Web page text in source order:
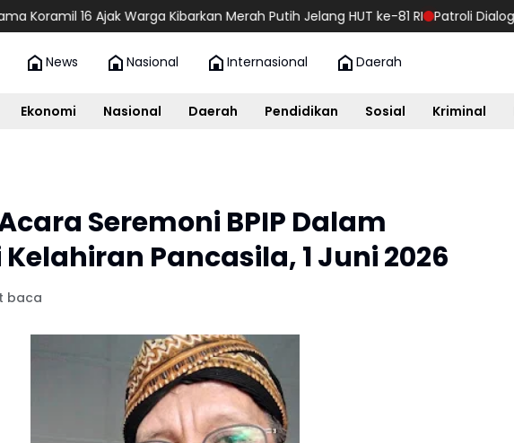
Ajak Warga Kibarkan Merah Putih Jelang HUT ke-81 RI Patroli Dialogis Polsek
News Nasional Internasional Daerah
Ekonomi Nasional Daerah Pendidikan Sosial Kriminal
Seremoni BPIP Dalam
Pancasila, 1 Juni 2026
baca